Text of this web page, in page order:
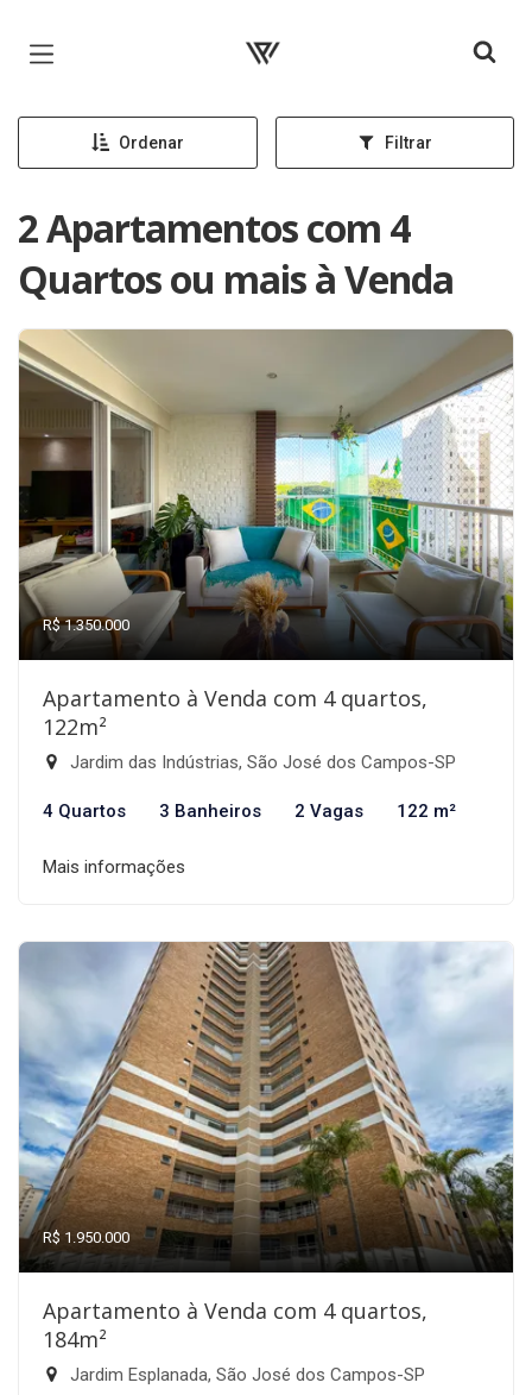
Página inicial
Ordenar Filtrar
2 Apartamentos com 4
Quartos ou mais à Venda
R$ 1.350.000
Apartamento à Venda com 4 quartos,
122m²
Jardim das Indústrias, São José dos Campos-SP
4 Quartos 3 Banheiros 2 Vagas 122 m²
Mais informações
R$ 1.950.000
Apartamento à Venda com 4 quartos,
184m²
Jardim Esplanada, São José dos Campos-SP